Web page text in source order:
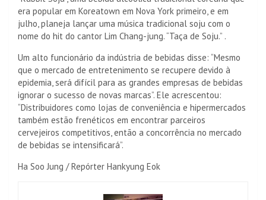
era popular em Koreatown em Nova York primeiro, e em
julho, planeja lançar uma música tradicional soju com o
nome do hit do cantor Lim Chang-jung. “Taça de Soju.” .
Um alto funcionário da indústria de bebidas disse: “Mesmo
que o mercado de entretenimento se recupere devido à
epidemia, será difícil para as grandes empresas de bebidas
ignorar o sucesso de novas marcas”. Ele acrescentou:
“Distribuidores como lojas de conveniência e hipermercados
também estão frenéticos em encontrar parceiros
cervejeiros competitivos, então a concorrência no mercado
de bebidas se intensificará”.
Ha Soo Jung / Repórter Hankyung Eok